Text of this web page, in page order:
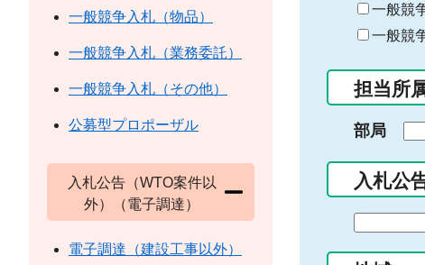
一般競
一般競
担当所
部局
入札公
一般競争入札（物品）
一般競争入札（業務委託）
一般競争入札（その他）
公募型プロポーザル
入札公告（WTO案件以
外）（電子調達）
電子調達（建設工事以外）